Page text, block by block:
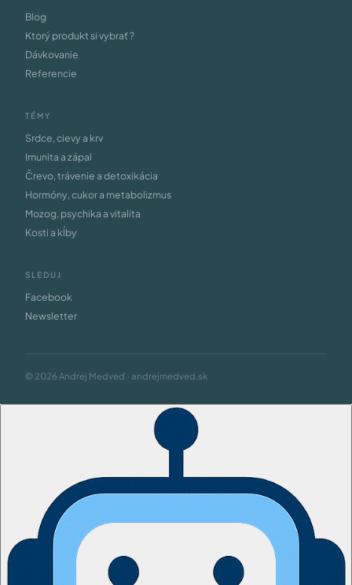
Blog
Ktorý produkt si vybrať ?
Dávkovanie
Referencie
TÉMY
Srdce, cievy a krv
Imunita a zápal
Črevo, trávenie a detoxikácia
Hormóny, cukor a metabolizmus
Mozog, psychika a vitalita
Kosti a kĺby
SLEDUJ
Facebook
Newsletter
© 2026 Andrej Medveď · andrejmedved.sk